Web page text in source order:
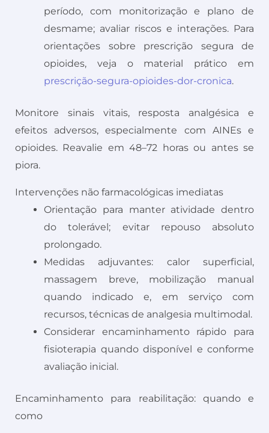
período, com monitorização e plano de
desmame; avaliar riscos e interações. Para
orientações sobre prescrição segura de
opioides, veja o material prático em
prescrição-segura-opioides-dor-cronica.
Monitore sinais vitais, resposta analgésica e
efeitos adversos, especialmente com AINEs e
opioides. Reavalie em 48–72 horas ou antes se
piora.
Intervenções não farmacológicas imediatas
Orientação para manter atividade dentro
do tolerável; evitar repouso absoluto
prolongado.
Medidas adjuvantes: calor superficial,
massagem breve, mobilização manual
quando indicado e, em serviço com
recursos, técnicas de analgesia multimodal.
Considerar encaminhamento rápido para
fisioterapia quando disponível e conforme
avaliação inicial.
Encaminhamento para reabilitação: quando e
como